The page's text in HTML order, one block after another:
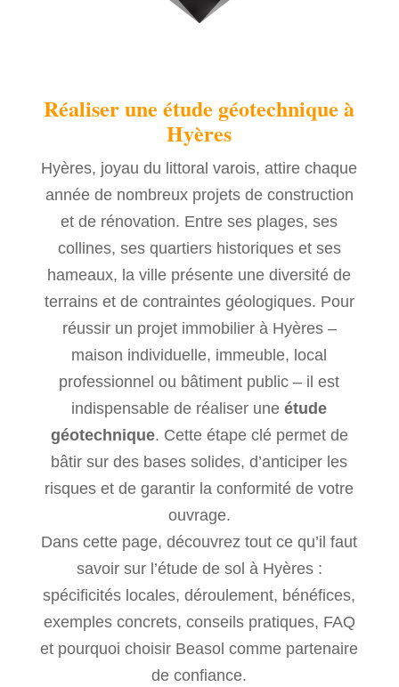
Réaliser uneétude géotechnique à
Hyères
Hyères, joyau du littoral varois, attire chaque
année de nombreux projets de construction
et de rénovation. Entre ses plages, ses
collines, ses quartiers historiques et ses
hameaux, la ville présente une diversité de
terrains et de contraintes géologiques. Pour
réussir un projet immobilier à Hyères –
maison individuelle, immeuble, local
professionnel ou bâtiment public – il est
indispensable de réaliser uneétude
géotechnique. Cette étape clé permet de
bâtir sur des bases solides, d’anticiper les
risques et de garantir la conformité de votre
ouvrage.
Dans cette page, découvrez tout ce qu’il faut
savoir sur l’étude de sol à Hyères :
spécificités locales, déroulement, bénéfices,
exemples concrets, conseils pratiques, FAQ
et pourquoi choisir Beasol comme partenaire
de confiance.